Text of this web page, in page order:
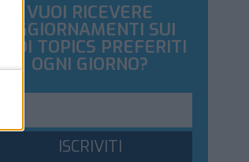
VUOI RICEVERE
AGGIORNAMENTI SUI
TUOI TOPICS PREFERITI
OGNI GIORNO?
ISCRIVITI